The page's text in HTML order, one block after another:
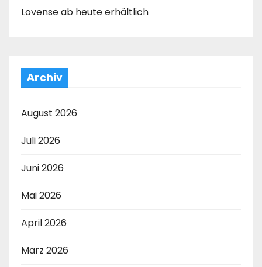
Lovense ab heute erhältlich
Archiv
August 2026
Juli 2026
Juni 2026
Mai 2026
April 2026
März 2026